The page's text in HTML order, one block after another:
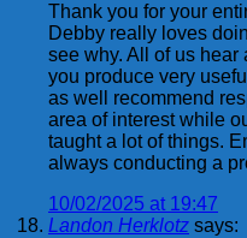
Thank you for your
Debby really loves
see why. All of us
you produce very
as well recommend
area of interest while
taught a lot of things.
always conducting a
10/02/2025 at 19:47
Landon Herklotz says: